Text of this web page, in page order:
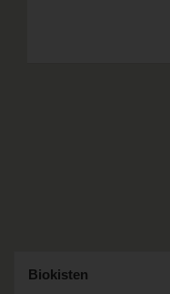
Biokisten